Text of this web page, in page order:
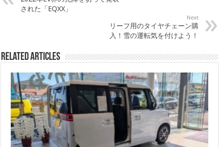
された「EQXX」
Next
リーフ用のタイヤチェーン購
入！雪の運転気を付けよう！
Related Articles